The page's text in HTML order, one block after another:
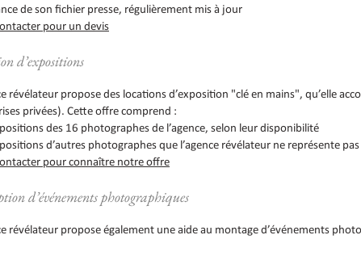
de son fichier presse, régulièrement mis à jour
pour un devis
d’expositions
révélateur propose des locations d’exposition "clé en mains", qu’elle
privées). Cette offre comprend :
des 16 photographes de l’agence, selon leur disponibilité
d’autres photographes que l’agence révélateur ne représente
pour connaître notre offre
d’événements photographiques
révélateur propose également une aide au montage d’événements